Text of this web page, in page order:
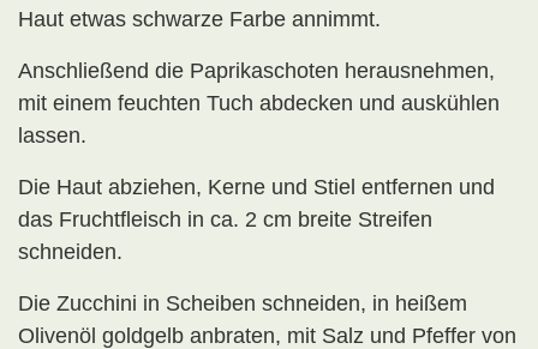
Haut etwas schwarze Farbe annimmt.
Anschließend die Paprikaschoten herausnehmen,
mit einem feuchten Tuch abdecken und auskühlen
lassen.
Die Haut abziehen, Kerne und Stiel entfernen und
das Fruchtfleisch in ca. 2 cm breite Streifen
schneiden.
Die Zucchini in Scheiben schneiden, in heißem
Olivenöl goldgelb anbraten, mit Salz und Pfeffer von